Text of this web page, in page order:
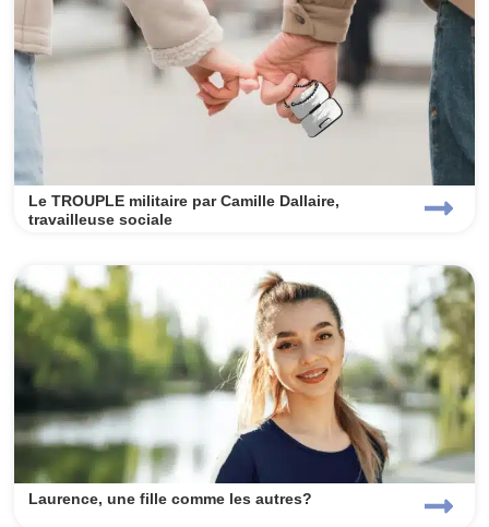
Le TROUPLE militaire par Camille Dallaire,
travailleuse sociale
Laurence, une fille comme les autres?